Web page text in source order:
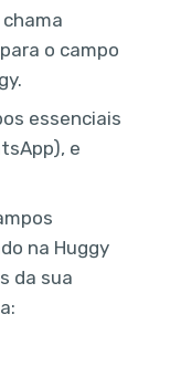
o campo
essenciais
e
na Huggy
da sua